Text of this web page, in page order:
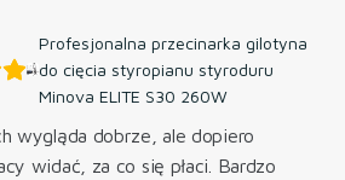
Profesjonalna przecinarka gilotyna
do cięcia styropianu styroduru
Minova ELITE S30 260W
wygląda dobrze, ale dopiero
widać, za co się płaci. Bardzo